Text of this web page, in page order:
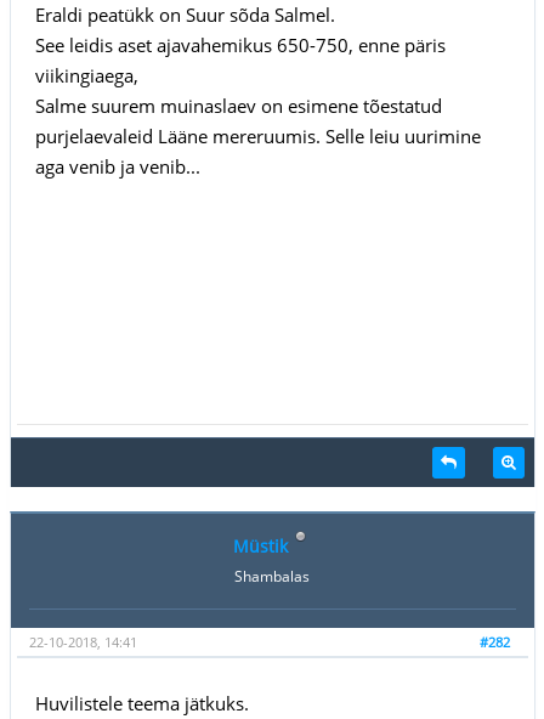
Eraldi peatükk on Suur sõda Salmel.
See leidis aset ajavahemikus 650-750, enne päris
viikingiaega,
Salme suurem muinaslaev on esimene tõestatud
purjelaevaleid Lääne mereruumis. Selle leiu uurimine
aga venib ja venib...
Müstik
Shambalas
#282
22-10-2018, 14:41
Huvilistele teema jätkuks.